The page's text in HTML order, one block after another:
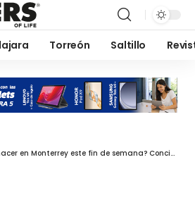
Torreón Saltillo
Monterrey este fin de semana? Conciertos, comedia y eventos del 15 al 17 de mayo